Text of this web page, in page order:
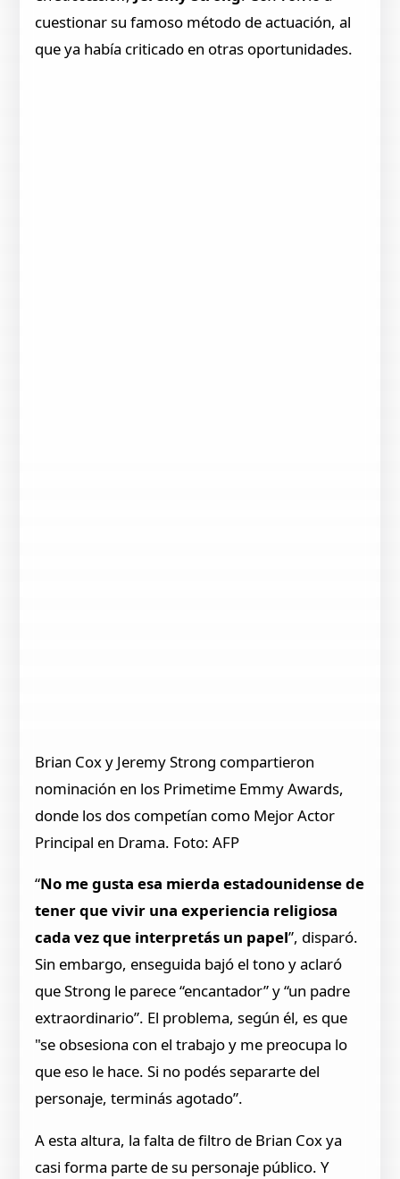
cuestionar su famoso método de actuación, al
que ya había criticado en otras oportunidades.
Brian Cox y Jeremy Strong compartieron
nominación en los Primetime Emmy Awards,
donde los dos competían como Mejor Actor
Principal en Drama. Foto: AFP
“No me gusta esa mierda estadounidense de
tener que vivir una experiencia religiosa
cada vez que interpretás un papel”, disparó.
Sin embargo, enseguida bajó el tono y aclaró
que Strong le parece “encantador” y “un padre
extraordinario”. El problema, según él, es que
"se obsesiona con el trabajo y me preocupa lo
que eso le hace. Si no podés separarte del
personaje, terminás agotado”.
A esta altura, la falta de filtro de Brian Cox ya
casi forma parte de su personaje público. Y